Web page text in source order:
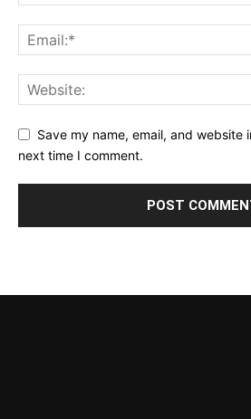
Save my name, email, and website
next time I comment.